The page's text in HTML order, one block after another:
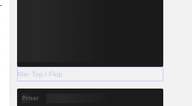
Mer Top / Flop
Priser